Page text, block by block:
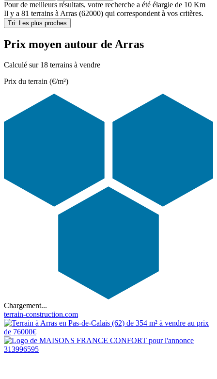
Pour de meilleurs résultats, votre recherche a été élargie de 10 Km
Il y a 81 terrains à Arras (62000) qui correspondent à vos critères.
Tri: Les plus proches
Prix moyen autour de Arras
Calculé sur 18 terrains à vendre
Prix du terrain (€/m²)
Chargement...
terrain-construction.com